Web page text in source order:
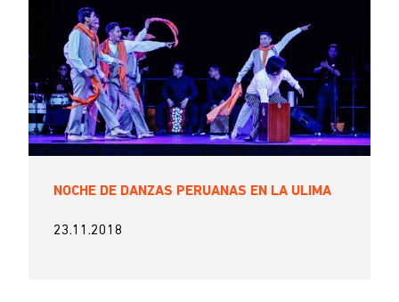
NOCHE DE DANZAS PERUANAS EN LA ULIMA
23.11.2018